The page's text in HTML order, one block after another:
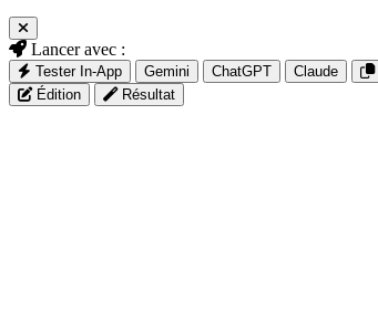
Lancer avec :
Tester In-App Gemini ChatGPT Claude
Édition
Résultat